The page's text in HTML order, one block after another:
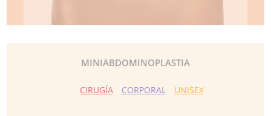
MINIABDOMINOPLASTIA
CIRUGÍA CORPORAL UNISEX